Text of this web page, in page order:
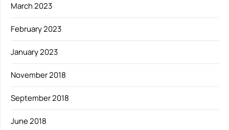
March 2023
February 2023
January 2023
November 2018
September 2018
June 2018